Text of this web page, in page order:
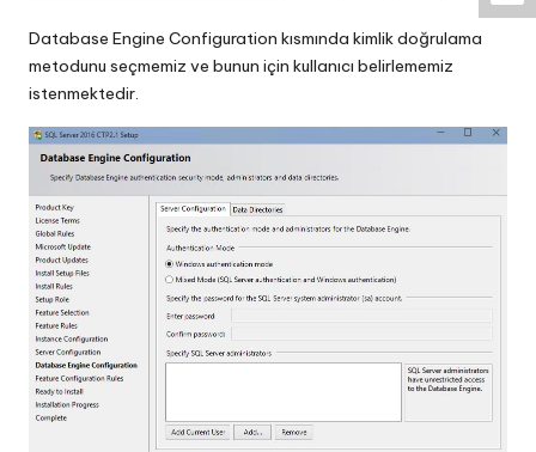
Database Engine Configuration kısmında kimlik doğrulama
metodunu seçmemiz ve bunun için kullanıcı belirlememiz
istenmektedir.